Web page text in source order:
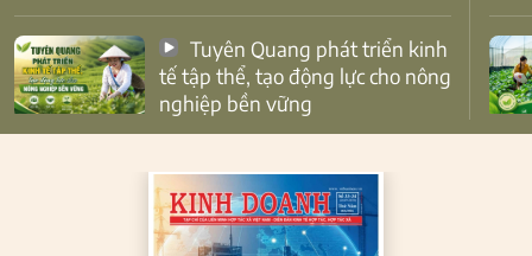
tế tập thể, tạo động lực cho nông
nghiệp bền vững